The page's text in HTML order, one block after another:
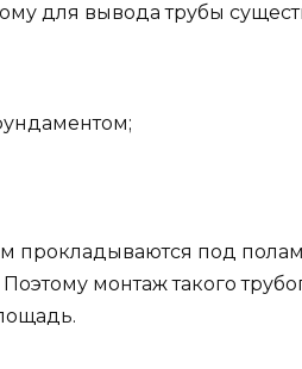
для вывода трубы
прокладываются под
монтаж такого